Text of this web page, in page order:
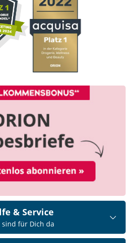
& Service
sind für Dich da